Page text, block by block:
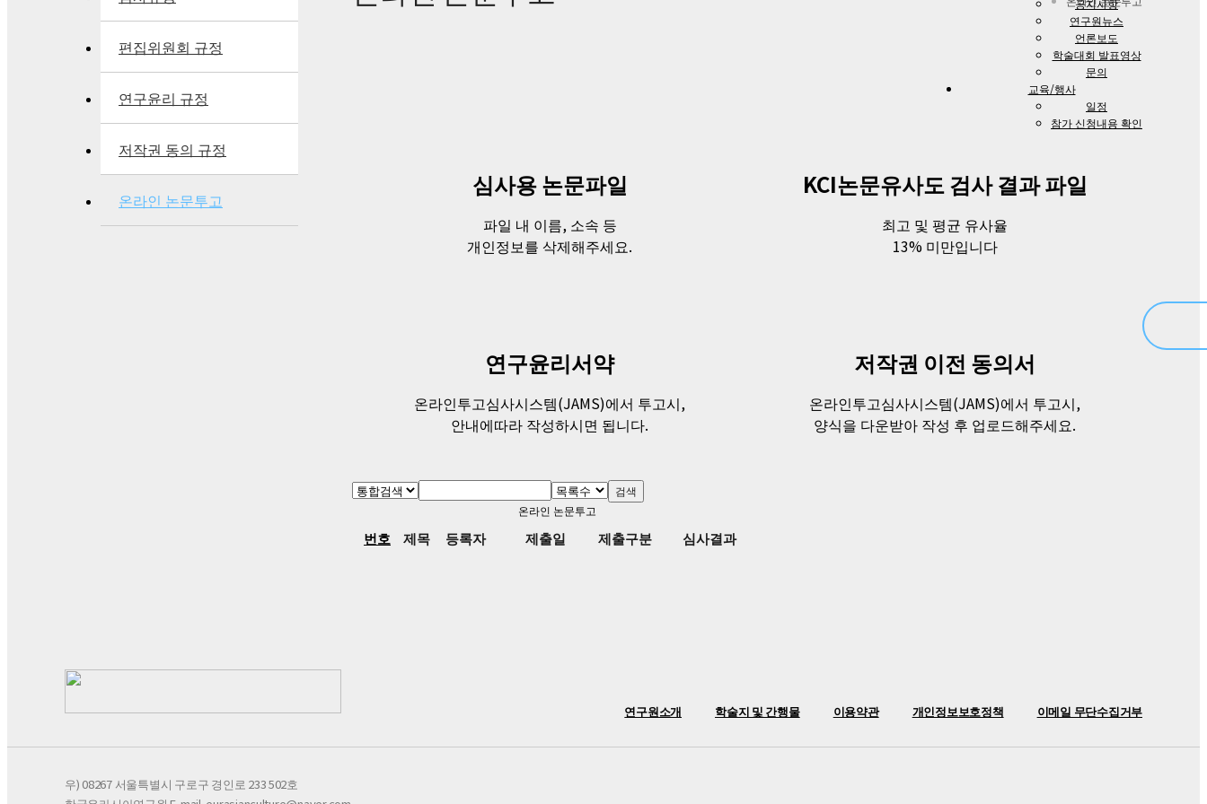
공지사항
연구원뉴스
언론보도
학술대회 발표영상
문의
교육/행사
일정
참가 신청내용 확인
편집위원회 규정
연구윤리 규정
저작권 동의 규정
온라인 논문투고
심사용 논문파일
파일 내 이름, 소속 등
개인정보를 삭제해주세요.
KCI논문유사도 검사 결과 파일
최고 및 평균 유사율
13% 미만입니다
연구윤리서약
온라인투고심사시스템(JAMS)에서 투고시,
안내에따라 작성하시면 됩니다.
저작권 이전 동의서
온라인투고심사시스템(JAMS)에서 투고시,
양식을 다운받아 작성 후 업로드해주세요.
온라인 논문투고
번호 제목 등록자 제출일 제출구분 심사결과
연구원소개 학술지 및 간행물 이용약관 개인정보보호정책 이메일 무단수집거부
우) 08267 서울특별시 구로구 경인로 233 502호